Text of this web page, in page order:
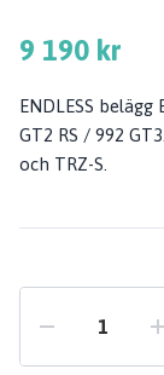
9 190 kr
ENDLESS belägg
GT2 RS / 992
och TRZ-S.